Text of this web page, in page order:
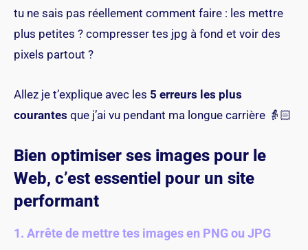
tu ne sais pas réellement comment faire : les mettre
plus petites ? compresser tes jpg à fond et voir des
pixels partout ?
Allez je t’explique avec les 5 erreurs les plus
courantes que j’ai vu pendant ma longue carrière 👵🏻
Bien optimiser ses images pour le
Web, c’est essentiel pour un site
performant
1. Arrête de mettre tes images en PNG ou JPG